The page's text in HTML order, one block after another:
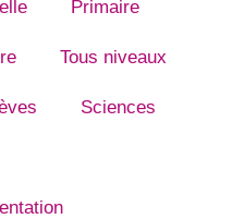
Primaire
Tous niveaux
Sciences